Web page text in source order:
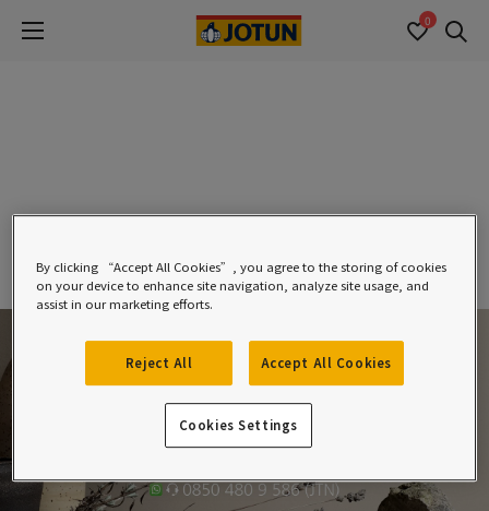
0
By clicking “Accept All Cookies”, you agree to the storing of cookies
on your device to enhance site navigation, analyze site usage, and
assist in our marketing efforts.
Reject All Accept All Cookies
Cookies Settings